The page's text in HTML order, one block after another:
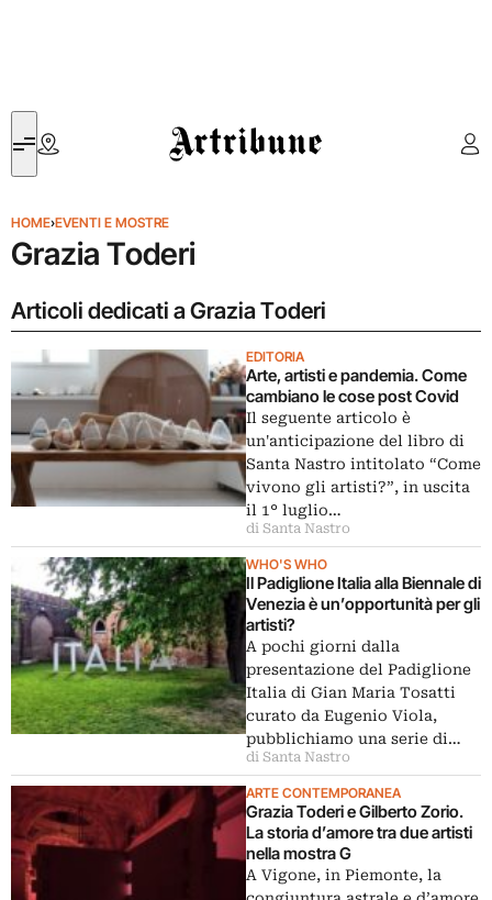
Artribune
HOME›EVENTI E MOSTRE
Grazia Toderi
Articoli dedicati a Grazia Toderi
EDITORIA
Arte, artisti e pandemia. Come
cambiano le cose post Covid
Il seguente articolo è
un'anticipazione del libro di
Santa Nastro intitolato “Come
vivono gli artisti?”, in uscita
il 1° luglio…
di Santa Nastro
WHO'S WHO
Il Padiglione Italia alla Biennale di
Venezia è un’opportunità per gli
artisti?
A pochi giorni dalla
presentazione del Padiglione
Italia di Gian Maria Tosatti
curato da Eugenio Viola,
pubblichiamo una serie di…
di Santa Nastro
ARTE CONTEMPORANEA
Grazia Toderi e Gilberto Zorio.
La storia d’amore tra due artisti
nella mostra G
A Vigone, in Piemonte, la